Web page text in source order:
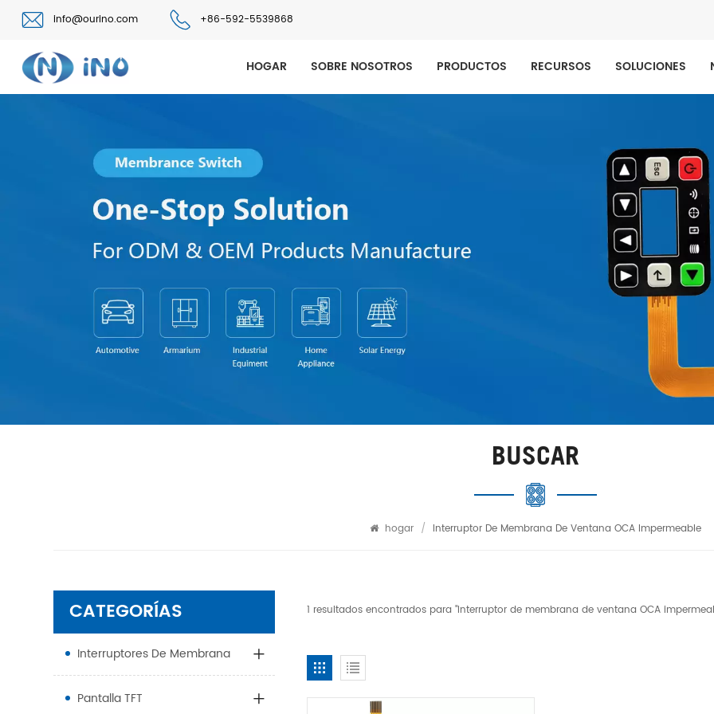
info@ourino.com +86-592-5539868
HOGAR SOBRE NOSOTROS PRODUCTOS RECURSOS SOLUCIONES
BUSCAR
hogar / Interruptor De Membrana De Ventana OCA Impermeable
1 resultados encontrados para "Interruptor de membrana de ventana OCA
CATEGORÍAS
Interruptores De Membrana
Pantalla TFT